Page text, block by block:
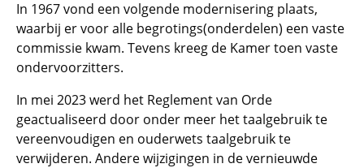
In 1967 vond een volgende modernisering plaats,
waarbij er voor alle begrotings(onderdelen) een vaste
commissie kwam. Tevens kreeg de Kamer toen vaste
ondervoorzitters.
In mei 2023 werd het Reglement van Orde
geactualiseerd door onder meer het taalgebruik te
vereenvoudigen en ouderwets taalgebruik te
verwijderen. Andere wijzigingen in de vernieuwde